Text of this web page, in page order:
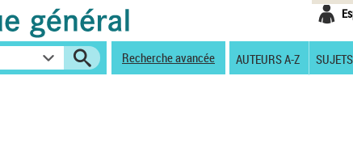
Recherche avancée AUTEURS A-Z